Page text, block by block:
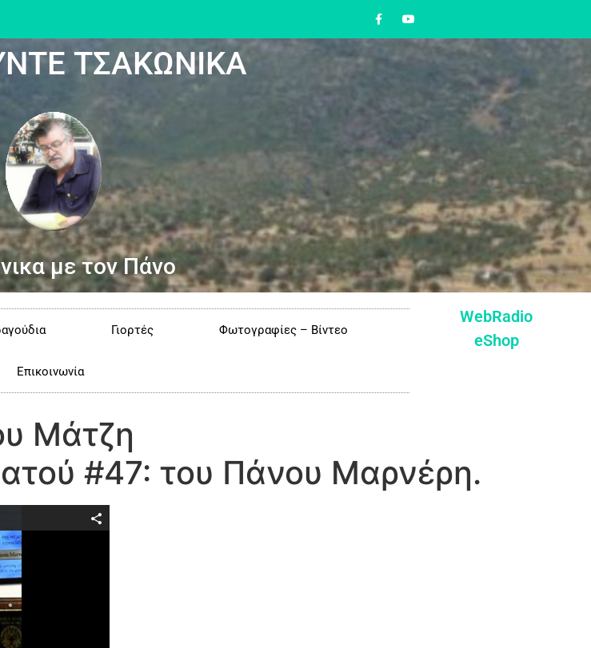
ΤΣΑΚΩΝΙΚΑ
με τον Πάνο
Γιορτές Φωτογραφίες – Βίντεο
Επικοινωνία
WebRadio
eShop
Μάτζη
#47: του Πάνου Μαρνέρη.